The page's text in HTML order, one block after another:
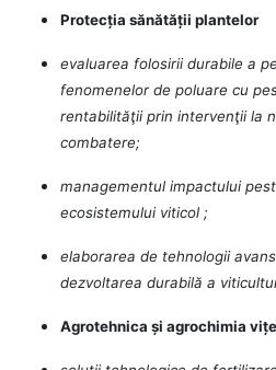
Protecția sănătății plantelor
evaluarea folosirii durabile a
fenomenelor de poluare cu
rentabilităţii prin intervenţii la
combatere;
managementul impactului
ecosistemului viticol ;
elaborarea de tehnologii
dezvoltarea durabilă a
Agrotehnica și agrochimia